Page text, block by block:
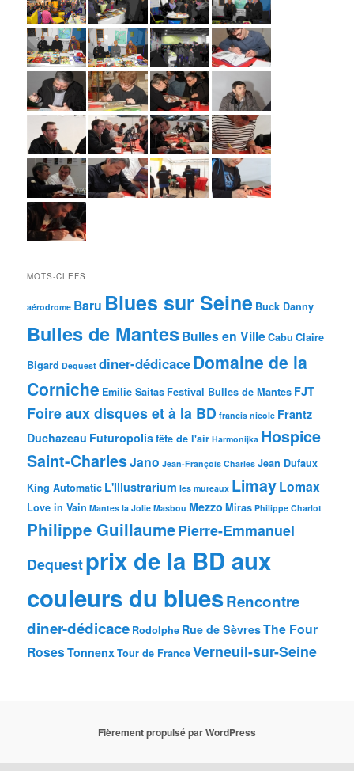
MOTS-CLEFS
aérodrome Baru Blues sur Seine Buck Danny
Bulles de MantesBulles en VilleCabu Claire
Bigard Dequest diner-dédicaceDomaine de la
Corniche Emilie Saitas Festival Bulles de Mantes FJT
Foire aux disques et à la BD francis nicole Frantz
Duchazeau Futuropolisfête de l'air Harmonijka Hospice
Saint-CharlesJano Jean-François Charles Jean Dufaux
King Automatic L'Illustrarium les mureaux LimayLomax
Love in Vain Mantes la Jolie Masbou Mezzo Miras Philippe Charlot
Philippe GuillaumePierre-Emmanuel
Dequestprix de la BD aux
couleurs du bluesRencontre
diner-dédicace Rodolphe Rue de SèvresThe Four
RosesTonnenxTour de FranceVerneuil-sur-Seine
Fièrement propulsé par WordPress